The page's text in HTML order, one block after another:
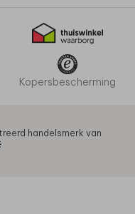
Kopersbescherming
handelsmerk van